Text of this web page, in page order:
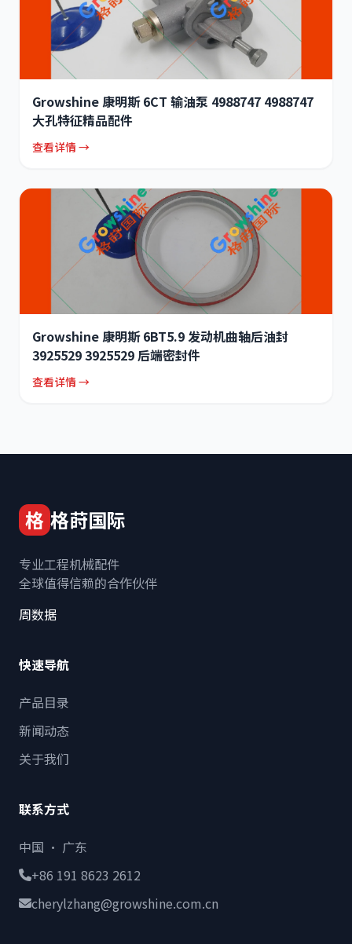
Growshine 康明斯 6CT 输油泵 4988747 4988747
大孔特征精品配件
查看详情 →
Growshine 康明斯 6BT5.9 发动机曲轴后油封
3925529 3925529 后端密封件
查看详情 →
格 格莳国际
专业工程机械配件
全球值得信赖的合作伙伴
周数据
快速导航
产品目录
新闻动态
关于我们
联系方式
中国 · 广东
+86 191 8623 2612
cherylzhang@growshine.com.cn